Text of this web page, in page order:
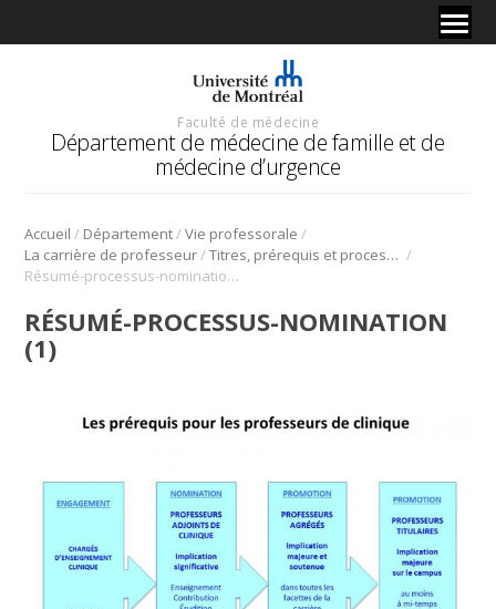
Faculté de médecine
Département de médecine de famille et de
médecine d’urgence
Accueil / Département/Vie professorale /
La carrière de professeur/ Titres, prérequis et processus de nomination universitaire /
Résumé-processus-nomination (1)
RÉSUMÉ-PROCESSUS-NOMINATION
(1)